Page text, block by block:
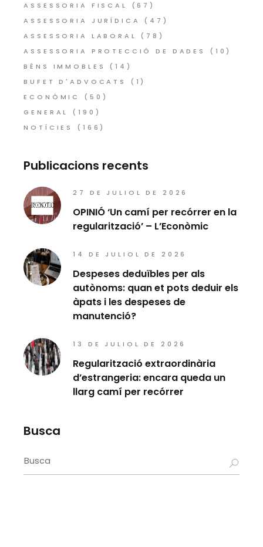
ASSESSORIA FISCAL
(67)
ASSESSORIA JURÍDICA
(47)
ASSESSORIA LABORAL
(78)
ASSESSORIA PROTECCIÓ DE DADES
(10)
BÉNS IMMOBLES
(14)
BUFET D'ADVOCATS
(1)
ECONÒMIC
(50)
GENERAL
(190)
NOTÍCIES
(166)
Publicacions recents
27 DE JULIOL DE 2026
OPINIÓ ‘Un camí per recórrer en la
regularització’ – L’Econòmic
14 DE JULIOL DE 2026
Despeses deduïbles per als
autònoms: quan et pots deduir els
àpats i les despeses de
manutenció?
13 DE JULIOL DE 2026
Regularització extraordinària
d’estrangeria: encara queda un
llarg camí per recórrer
Busca
Search
for: